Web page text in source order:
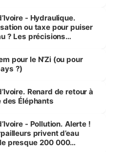
- Hydraulique.
ou taxe pour puiser
? Les précisions
pour le N’Zi (ou pour
?)
Renard de retour à
des Éléphants
- Pollution. Alerte !
privent d’eau
presque 200 000